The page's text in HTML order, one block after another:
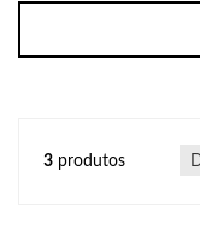
3 produtos